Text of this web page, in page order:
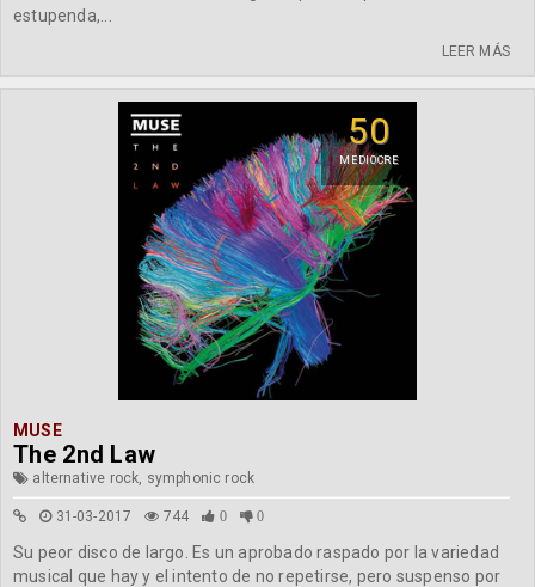
estupenda,...
LEER MÁS
50
MEDIOCRE
MUSE
The 2nd Law
alternative rock, symphonic rock
31-03-2017 744 0 0
Su peor disco de largo. Es un aprobado raspado por la variedad
musical que hay y el intento de no repetirse, pero suspenso por